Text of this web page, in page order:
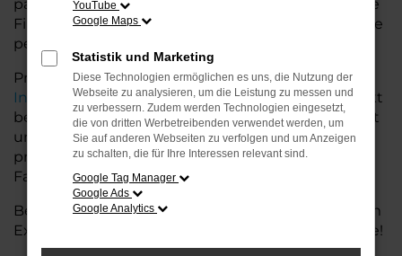
passenden Modells und bieten maßgeschneiderte
Finanzierungslösungen sowie Leasingoptionen, die
perfekt zu Ihrem Budget und Bedarf passen.
Profitieren Sie von zusätzlichen Services wie
Inzahlungnahme,Wartung und Reparaturendirekt
bei Ihrem Audi Autohaus in der Nähe von Syke. Mit
unserer großen Auswahl an Fahrzeugen und der
professionellen Beratung finden Sie bei uns das
Fahrzeug, das Ihre Ansprüche erfüllt.
Besuchen Sie uns und lassen Sie sich von unserem
Expertenteam beraten – der Audi A6 wartet auf Sie!
YouTube
Google Maps
Statistik und Marketing
Diese Technologien ermöglichen es uns, die Nutzung der
Webseite zu analysieren, um die Leistung zu messen und
zu verbessern. Zudem werden Technologien eingesetzt,
die von dritten Werbetreibenden verwendet werden, um
Sie auf anderen Webseiten zu verfolgen und um Anzeigen
zu schalten, die für Ihre Interessen relevant sind.
Google Tag Manager
Google Ads
Google Analytics